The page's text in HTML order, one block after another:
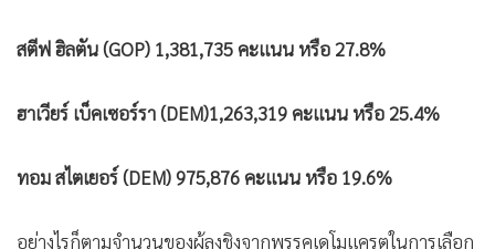
พบว่าทั้งเบคเซอร์ราและฮิลตันต่างแสดงความมั่นใจในการผ่าน
เยอร์ (Tom Steyer) ยืนยันที่จะยังคงลงชิงต่อไป
สไตเยอร์กล่าวกับผู้สนับสนุนในเมืองซานฟรานซิสโกคืนวันเลือก
จนกว่าบัตรทุกใบถูกนับ พวกเราต้องให้เวลาประชาธิปไตย